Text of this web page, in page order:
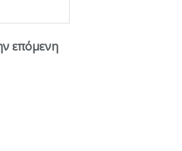
επόμενη